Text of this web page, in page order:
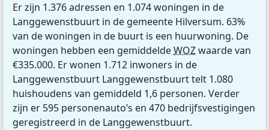
Er zijn 1.376 adressen en 1.074 woningen in de
Langgewenstbuurt in de gemeente Hilversum. 63%
van de woningen in de buurt is een huurwoning. De
woningen hebben een gemiddeldeWOZwaarde van
€335.000. Er wonen 1.712 inwoners in de
Langgewenstbuurt Langgewenstbuurt telt 1.080
huishoudens van gemiddeld 1,6 personen. Verder
zijn er 595 personenauto’s en 470 bedrijfsvestigingen
geregistreerd in de Langgewenstbuurt.